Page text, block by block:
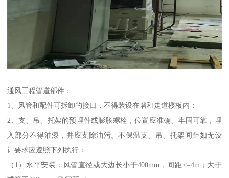
通风工程管道部件：
1、风管和配件可拆卸的接口，不得装设在墙和走道楼板内；
2、支、吊、托架的预埋件或膨胀螺栓，位置应准确、牢固可靠，埋
入部分不得油漆，并应支除油污。不保温支、吊、托架间距如无设
计要求应遵照下列执行：
（1）水平安装：风管直径或大边长小于400mm，间距<=4m；大于